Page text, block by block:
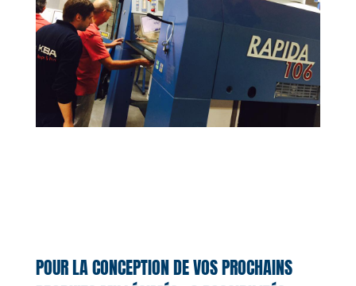
POUR LA CONCEPTION DE VOS PROCHAINS